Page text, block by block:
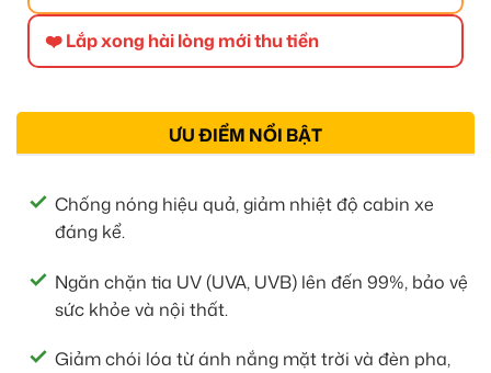
❤️ Lắp xong hài lòng mới thu tiền
ƯU ĐIỂM NỔI BẬT
Chống nóng hiệu quả, giảm nhiệt độ cabin xe
đáng kể.
Ngăn chặn tia UV (UVA, UVB) lên đến 99%, bảo vệ
sức khỏe và nội thất.
Giảm chói lóa từ ánh nắng mặt trời và đèn pha,